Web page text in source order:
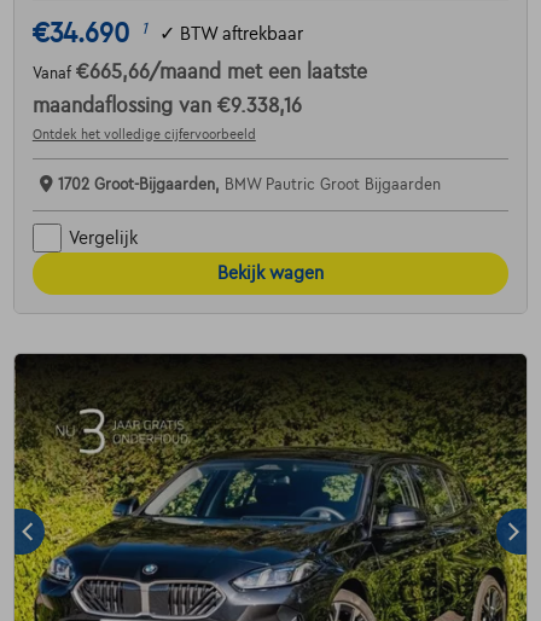
€34.690 1 ✓ BTW aftrekbaar
Vanaf €665,66/maand met een laatste
maandaflossing van €9.338,16
Ontdek het volledige cijfervoorbeeld
1702 Groot-Bijgaarden, BMW Pautric Groot Bijgaarden
Vergelijk
Bekijk wagen